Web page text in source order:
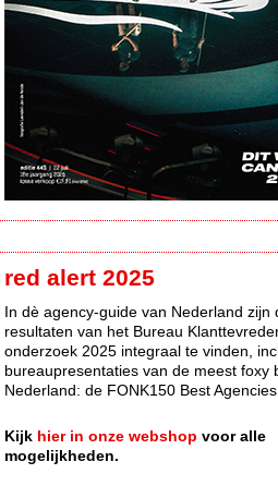
red alert 2025
In dè agency-guide van Nederland zijn
resultaten van het Bureau
onderzoek 2025 integraal te vinden,
bureaupresentaties van de meest foxy
Nederland: de FONK150 Best Agencies
Kijk hier in onze webshop voor alle
mogelijkheden.